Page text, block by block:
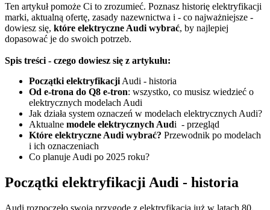
Ten artykuł pomoże Ci to zrozumieć. Poznasz historię elektryfikacji
marki, aktualną ofertę, zasady nazewnictwa i - co najważniejsze -
dowiesz się, które elektryczne Audi wybrać, by najlepiej
dopasować je do swoich potrzeb.
Spis treści - czego dowiesz się z artykułu:
Początki elektryfikacji Audi - historia
Od e-trona do Q8 e-tron: wszystko, co musisz wiedzieć o
elektrycznych modelach Audi
Jak działa system oznaczeń w modelach elektrycznych Audi?
Aktualne modele elektrycznych Audi - przegląd
Które elektryczne Audi wybrać? Przewodnik po modelach
i ich oznaczeniach
Co planuje Audi po 2025 roku?
Początki elektryfikacji Audi - historia
Audi rozpoczęło swoją przygodę z elektryfikacją już w latach 80.